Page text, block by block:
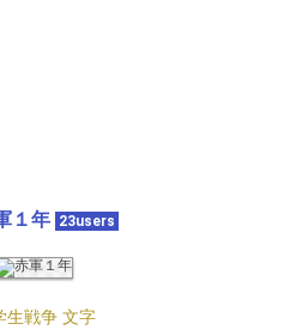
１年 23users
生戦争 文字